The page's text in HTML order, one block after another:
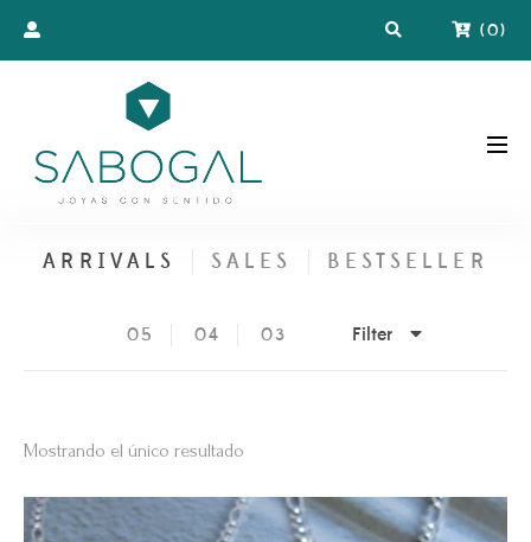
(0)
ARRIVALS SALES BESTSELLER
05 04 03 Filter
Mostrando el único resultado